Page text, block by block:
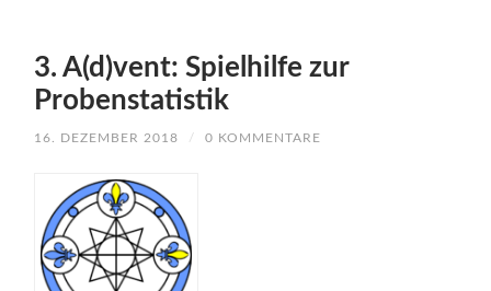
3. A(d)vent: Spielhilfe zur
Probenstatistik
16. DEZEMBER 2018 / 0 KOMMENTARE